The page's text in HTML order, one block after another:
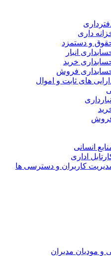
داری
و دستمزد
انبار
خرید
فروش
های ثابت و اموال
انسانی
اداری
کاربران و دسترسی ها
و مودیان مدبران